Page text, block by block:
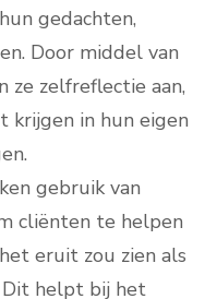
gedachten,
Door middel van
ze zelfreflectie aan,
krijgen in hun eigen
gebruik van
cliënten te helpen
eruit zou zien als
Dit helpt bij het